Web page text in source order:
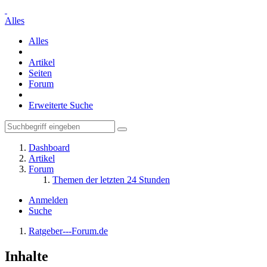
Alles
Alles
Artikel
Seiten
Forum
Erweiterte Suche
Dashboard
Artikel
Forum
Themen der letzten 24 Stunden
Anmelden
Suche
Ratgeber---Forum.de
Inhalte